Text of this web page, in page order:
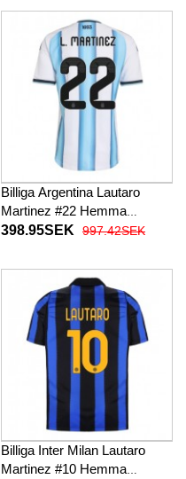
byxor)
Billiga Argentina Lautaro
Martinez #22 Hemma
fotbollskläder VM 2026
398.95SEK 997.42SEK
Billiga Inter Milan Lautaro
Martinez #10 Hemma